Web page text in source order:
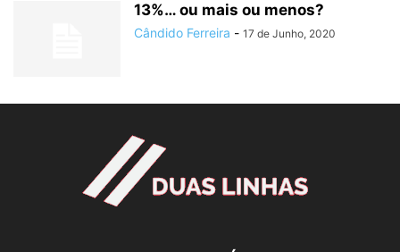
13%… ou mais ou menos?
Cândido Ferreira - 17 de Junho, 2020